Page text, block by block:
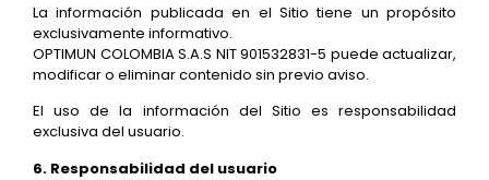
La información publicada en el Sitio tiene un propósito
exclusivamente informativo.
OPTIMUN COLOMBIA S.A.S NIT 901532831-5 puede actualizar,
modificar o eliminar contenido sin previo aviso.
El uso de la información del Sitio es responsabilidad
exclusiva del usuario.
6. Responsabilidad del usuario